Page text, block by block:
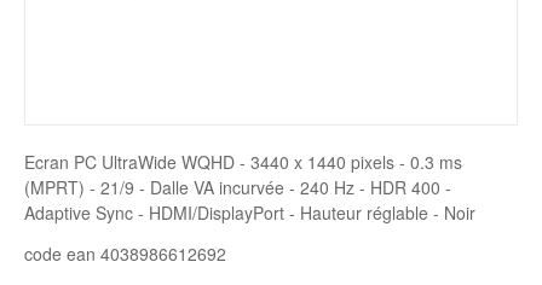
Ecran PC UltraWide WQHD - 3440 x 1440 pixels - 0.3 ms
(MPRT) - 21/9 - Dalle VA incurvée - 240 Hz - HDR 400 -
Adaptive Sync - HDMI/DisplayPort - Hauteur réglable - Noir
code ean 4038986612692